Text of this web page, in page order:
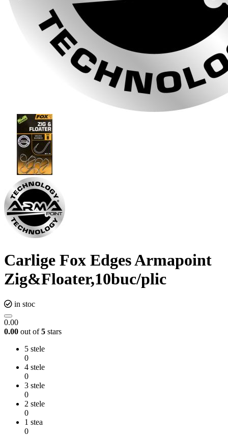
Carlige Fox Edges Armapoint
Zig&Floater,10buc/plic
in stoc
0.00
0.00 out of5 stars
5 stele
0
4 stele
0
3 stele
0
2 stele
0
1 stea
0